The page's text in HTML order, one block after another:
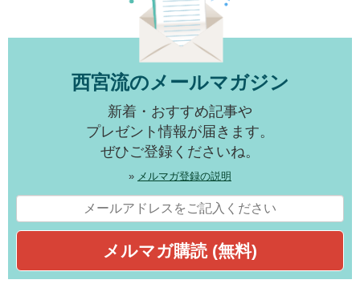
西宮流のメールマガジン
新着・おすすめ記事や
プレゼント情報が届きます。
ぜひご登録くださいね。
» メルマガ登録の説明